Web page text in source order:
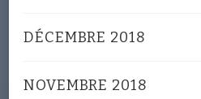
DÉCEMBRE 2018
NOVEMBRE 2018